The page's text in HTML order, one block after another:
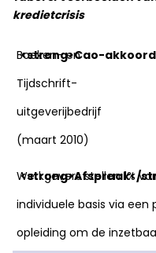
kredietcrisis
Boeken- en
Tijdschrift-
uitgeverijbedrijf
(maart 2010)
Werkgevers stellen 1%
individuele basis via een
opleiding om de